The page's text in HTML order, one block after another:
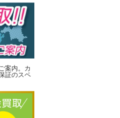
案内。カ
証のスペ